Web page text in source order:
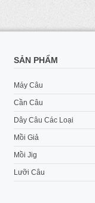
SẢN PHẨM
Máy Câu
Cần Câu
Dây Câu Các Loại
Mồi Giả
Mồi Jig
Lưỡi Câu